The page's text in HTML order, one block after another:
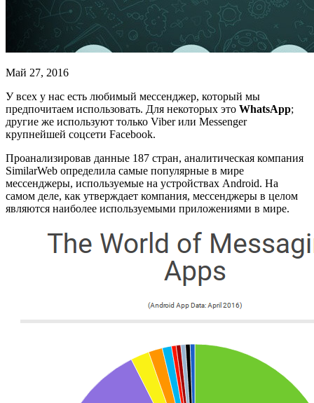
Май 27, 2016
У всех у нас есть любимый мессенджер, который мы
предпочитаем использовать. Для некоторых это WhatsApp;
другие же используют только Viber или Messenger
крупнейшей соцсети Facebook.
Проанализировав данные 187 стран, аналитическая компания
SimilarWeb определила самые популярные в мире
мессенджеры, используемые на устройствах Android. На
самом деле, как утверждает компания, мессенджеры в целом
являются наиболее используемыми приложениями в мире.